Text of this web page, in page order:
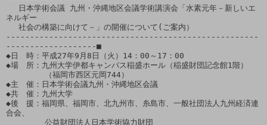
日本学術会議 九州・沖縄地区会議学術講演会「水素元年－新しいエ
ネルギー
社会の構築に向けて－」の開催について(ご案内）
-----------------------------------------------------
-------------------■
◆日　時：平成27年9月8日（火）14：00～17：00
◆場　所：九州大学伊都キャンパス稲盛ホール（稲盛財団記念館1階）
（福岡市西区元岡744）
◆主　催：日本学術会議九州・沖縄地区会議
◆共　催：九州大学
◆後　援：福岡県、福岡市、北九州市、糸島市、一般社団法人九州経済連
合会、
公益財団法人日本学術協力財団